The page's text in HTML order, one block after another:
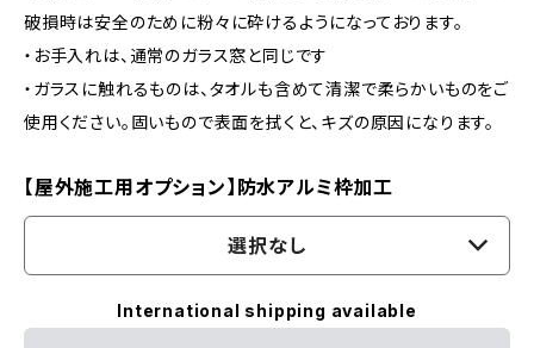
破損時は安全のために粉々に砕けるようになっております。
・お手入れは、通常のガラス窓と同じです
・ガラスに触れるものは、タオルも含めて清潔で柔らかいものをご
使用ください。固いもので表面を拭くと、キズの原因になります。
【屋外施工用オプション】防水アルミ枠加工
選択なし
International shipping available